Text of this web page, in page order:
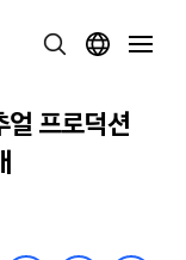
프로덕션